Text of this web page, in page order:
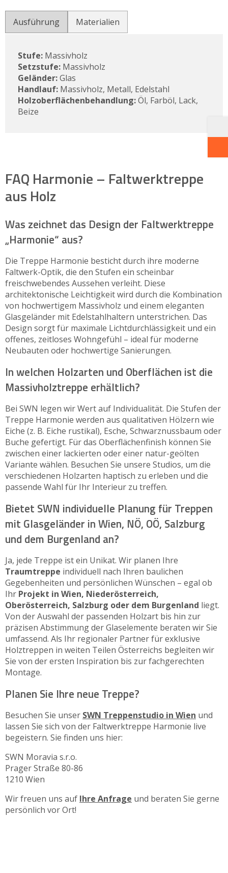
Ausführung Materialien
Stufe: Massivholz
Setzstufe: Massivholz
Geländer:Glas
Handlauf: Massivholz, Metall, Edelstahl
Holzoberflächenbehandlung:Öl, Farböl, Lack,
Beize
FAQ Harmonie – Falt­werk­treppe
aus Holz
Was zeichnet das Design der Faltwerktreppe
„Harmonie“ aus?
Die Treppe Harmonie besticht durch ihre moderne
Faltwerk-Optik, die den Stufen ein scheinbar
freischwebendes Aussehen verleiht. Diese
architektonische Leichtigkeit wird durch die Kombination
von hochwertigem Massivholz und einem eleganten
Glasgeländer mit Edelstahlhaltern unterstrichen. Das
Design sorgt für maximale Lichtdurchlässigkeit und ein
offenes, zeitloses Wohngefühl – ideal für moderne
Neubauten oder hochwertige Sanierungen.
In welchen Holzarten und Oberflächen ist die
Massivholztreppe erhältlich?
Bei SWN legen wir Wert auf Individualität. Die Stufen der
Treppe Harmonie werden aus qualitativen Hölzern wie
Eiche (z. B. Eiche rustikal), Esche, Schwarznussbaum oder
Buche gefertigt. Für das Oberflächenfinish können Sie
zwischen einer lackierten oder einer natur-geölten
Variante wählen. Besuchen Sie unsere Studios, um die
verschiedenen Holzarten haptisch zu erleben und die
passende Wahl für Ihr Interieur zu treffen.
Bietet SWN individuelle Planung für Treppen
mit Glasgeländer in Wien, NÖ, OÖ, Salzburg
und dem Burgenland an?
Ja, jede Treppe ist ein Unikat. Wir planen Ihre
Traumtreppe individuell nach Ihren baulichen
Gegebenheiten und persönlichen Wünschen – egal ob
Ihr Projekt in Wien, Niederösterreich,
Oberösterreich, Salzburg oder dem Burgenland liegt.
Von der Auswahl der passenden Holzart bis hin zur
präzisen Abstimmung der Glaselemente beraten wir Sie
umfassend. Als Ihr regionaler Partner für exklusive
Holztreppen in weiten Teilen Österreichs begleiten wir
Sie von der ersten Inspiration bis zur fachgerechten
Montage.
Planen Sie Ihre neue Treppe?
Besuchen Sie unser SWN Treppenstudio in Wien und
lassen Sie sich von der Faltwerktreppe Harmonie live
begeistern. Sie finden uns hier:
SWN Moravia s.r.o.
Prager Straße 80-86
1210 Wien
Wir freuen uns auf Ihre Anfrage und beraten Sie gerne
persönlich vor Ort!